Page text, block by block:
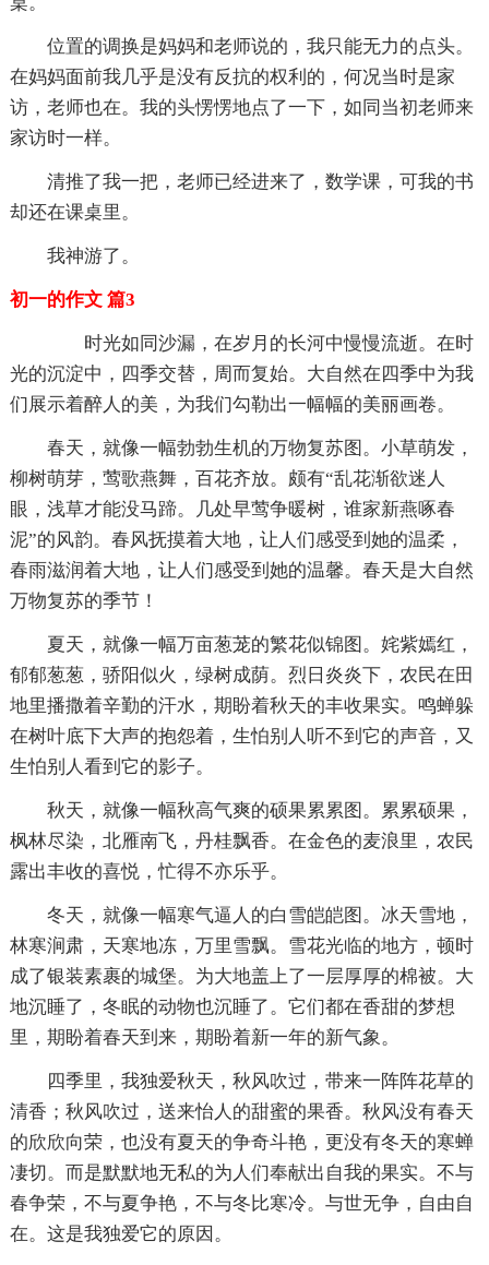
位置的调换是妈妈和老师说的，我只能无力的点头。
在妈妈面前我几乎是没有反抗的权利的，何况当时是家
访，老师也在。我的头愣愣地点了一下，如同当初老师来
家访时一样。
清推了我一把，老师已经进来了，数学课，可我的书
却还在课桌里。
我神游了。
初一的作文 篇3
时光如同沙漏，在岁月的长河中慢慢流逝。在时
光的沉淀中，四季交替，周而复始。大自然在四季中为我
们展示着醉人的美，为我们勾勒出一幅幅的美丽画卷。
春天，就像一幅勃勃生机的万物复苏图。小草萌发，
柳树萌芽，莺歌燕舞，百花齐放。颇有“乱花渐欲迷人
眼，浅草才能没马蹄。几处早莺争暖树，谁家新燕啄春
泥”的风韵。春风抚摸着大地，让人们感受到她的温柔，
春雨滋润着大地，让人们感受到她的温馨。春天是大自然
万物复苏的季节！
夏天，就像一幅万亩葱茏的繁花似锦图。姹紫嫣红，
郁郁葱葱，骄阳似火，绿树成荫。烈日炎炎下，农民在田
地里播撒着辛勤的汗水，期盼着秋天的丰收果实。鸣蝉躲
在树叶底下大声的抱怨着，生怕别人听不到它的声音，又
生怕别人看到它的影子。
秋天，就像一幅秋高气爽的硕果累累图。累累硕果，
枫林尽染，北雁南飞，丹桂飘香。在金色的麦浪里，农民
露出丰收的喜悦，忙得不亦乐乎。
冬天，就像一幅寒气逼人的白雪皑皑图。冰天雪地，
林寒涧肃，天寒地冻，万里雪飘。雪花光临的地方，顿时
成了银装素裹的城堡。为大地盖上了一层厚厚的棉被。大
地沉睡了，冬眠的动物也沉睡了。它们都在香甜的梦想
里，期盼着春天到来，期盼着新一年的新气象。
四季里，我独爱秋天，秋风吹过，带来一阵阵花草的
清香；秋风吹过，送来怡人的甜蜜的果香。秋风没有春天
的欣欣向荣，也没有夏天的争奇斗艳，更没有冬天的寒蝉
凄切。而是默默地无私的为人们奉献出自我的果实。不与
春争荣，不与夏争艳，不与冬比寒冷。与世无争，自由自
在。这是我独爱它的原因。